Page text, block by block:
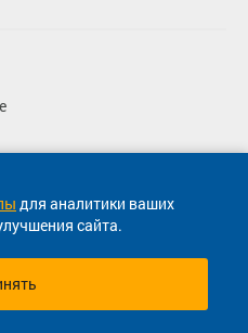
для аналитики ваших
сайта.
сервис продажи